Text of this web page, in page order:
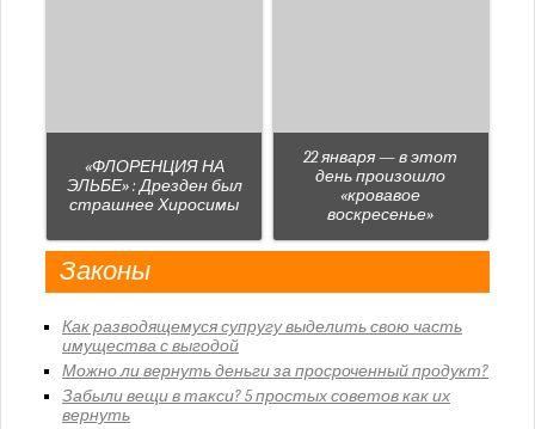
«ФЛОРЕНЦИЯ НА
ЭЛЬБЕ» : Дрезден был
страшнее Хиросимы
22 января — в этот
день произошло
«кровавое
воскресенье»
Законы
Как разводящемуся супругу выделить свою часть
имущества с выгодой
Можно ли вернуть деньги за просроченный продукт?
Забыли вещи в такси? 5 простых советов как их
вернуть